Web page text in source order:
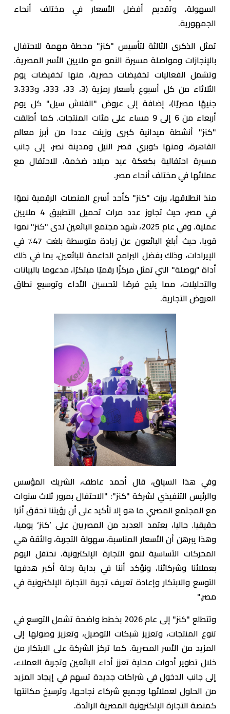
السهولة، وتقديم أفضل الأسعار في مختلف أنحاء
الجمهورية.
تمثل الذكرى الثالثة لتأسيس "كنز" محطة مهمة للاحتفال
بالإنجازات ومواصلة مسيرة النمو مع ملايين الأسر المصرية.
وتشمل الفعاليات تخفيضات حصرية، منها تخفيضات يوم
الثلاثاء من كل أسبوع بأسعار رمزية (3، 33، 333، و3،333
جنيهًا مصريًا)، إضافة إلى عروض "الفلاش سيل" كل يوم
أربعاء من 6 إلى 9 مساء على مئات المنتجات. كما أطلقت
"كنز" أنشطة ميدانية كبرى وزينت عددا من أبرز معالم
القاهرة، ومنها كوبري قصر النيل ومدينة نصر، إلى جانب
مسيرة احتفالية بكعكة عيد ميلاد ضخمة، للاحتفال مع
عملائها في مختلف أنحاء مصر.
منذ انطلاقها، برزت "كنز" كأحد أسرع المنصات الرقمية نموًا
في مصر، حيث تجاوز عدد مرات تحميل التطبيق 4 ملايين
عملية. وفي عام 2025، شهد مجتمع البائعين لدى "كنز" نموا
قويا، حيث أبلغ البائعون عن زيادة متوسطة بلغت 47٪ في
الإيرادات، وذلك بفضل البرامج الداعمة للبائعين، بما في ذلك
أداة "بوصلة" التي تمثل مركزًا رقميًا مبتكرًا، مدعوما بالبيانات
والتحليلات، مما يتيح فرصًا لتحسين الأداء وتوسيع نطاق
العروض التجارية.
وفي هذا السياق، قال أحمد عاطف، الشريك المؤسس
والرئيس التنفيذي لشركة "كنز": "الاحتفال بمرور ثلاث سنوات
مع المجتمع المصري ما هو إلا تأكيد على أن رؤيتنا تحقق أثرا
حقيقيا. حاليا، يعتمد العديد من المصريين على ’كنز‘ يوميا،
وهذا يبرهن أن الأسعار المناسبة، سهولة التجربة، والثقة هي
المحركات الأساسية لنمو التجارة الإلكترونية. نحتفل اليوم
بعملائنا وشركائنا، ونؤكد أننا في بداية رحلة أكبر هدفها
التوسع والابتكار وإعادة تعريف تجربة التجارة الإلكترونية في
مصر."
وتتطلع "كنز" إلى عام 2026 بخطط واضحة تشمل التوسع في
تنوع المنتجات، وتعزيز شبكات التوصيل، وتعزيز وصولها إلى
المزيد من الأسر المصرية. كما تركز الشركة على الابتكار من
خلال تطوير أدوات محلية تعزز أداء البائعين وتجربة العملاء،
إلى جانب الدخول في شراكات جديدة تسهم في إيجاد المزيد
من الحلول لعملائها وجميع شركاء نجاحها، وترسيخ مكانتها
كمنصة التجارة الإلكترونية المصرية الرائدة.